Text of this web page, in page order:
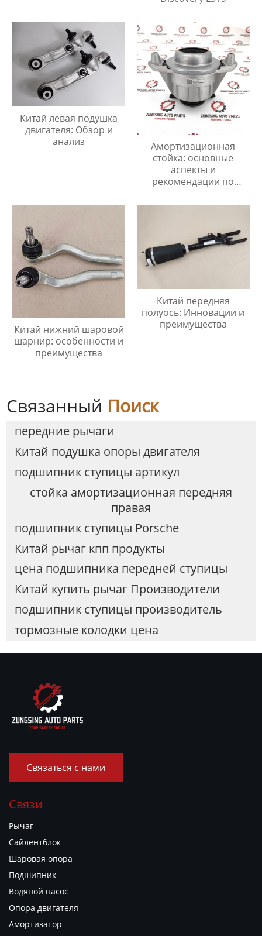
Китай левая подушка
двигателя: Обзор и
анализ
Амортизационная
стойка: основные
аспекты и
рекомендации по
Китай нижний шаровой
шарнир: особенности и
преимущества
Китай передняя
полуось: Инновации и
преимущества
Связанный Поиск
передние рычаги
Китай подушка опоры двигателя
подшипник ступицы артикул
стойка амортизационная передняя
правая
подшипник ступицы Porsche
Китай рычаг кпп продукты
цена подшипника передней ступицы
Китай купить рычаг Производители
подшипник ступицы производитель
тормозные колодки цена
Связаться с нами
Связи
Рычаг
Сайлентблок
Шаровая опора
Подшипник
Водяной насос
Опора двигателя
Амортизатор